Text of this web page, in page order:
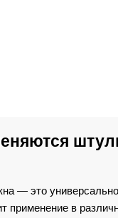
— это
применение в